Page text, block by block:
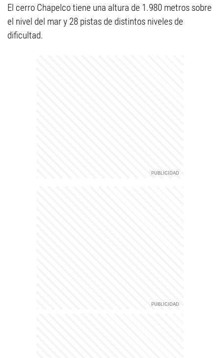
El cerro Chapelco tiene una altura de 1.980 metros sobre
el nivel del mar y 28 pistas de distintos niveles de
dificultad.